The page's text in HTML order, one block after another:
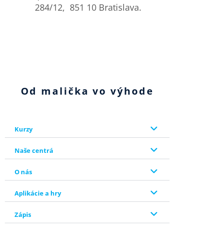
284/12, 851 10 Bratislava.
Od malička vo výhode
Kurzy
Naše centrá
O nás
Aplikácie a hry
Zápis